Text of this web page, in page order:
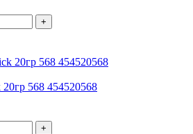
+
568 454520568
+